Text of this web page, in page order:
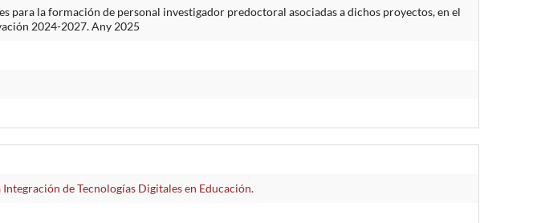
para la formación de personal investigador predoctoral asociadas a dichos proyectos, en el
2024-2027. Any 2025
de Tecnologías Digitales en Educación.